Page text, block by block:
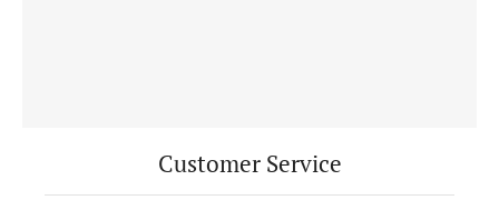
Customer Service